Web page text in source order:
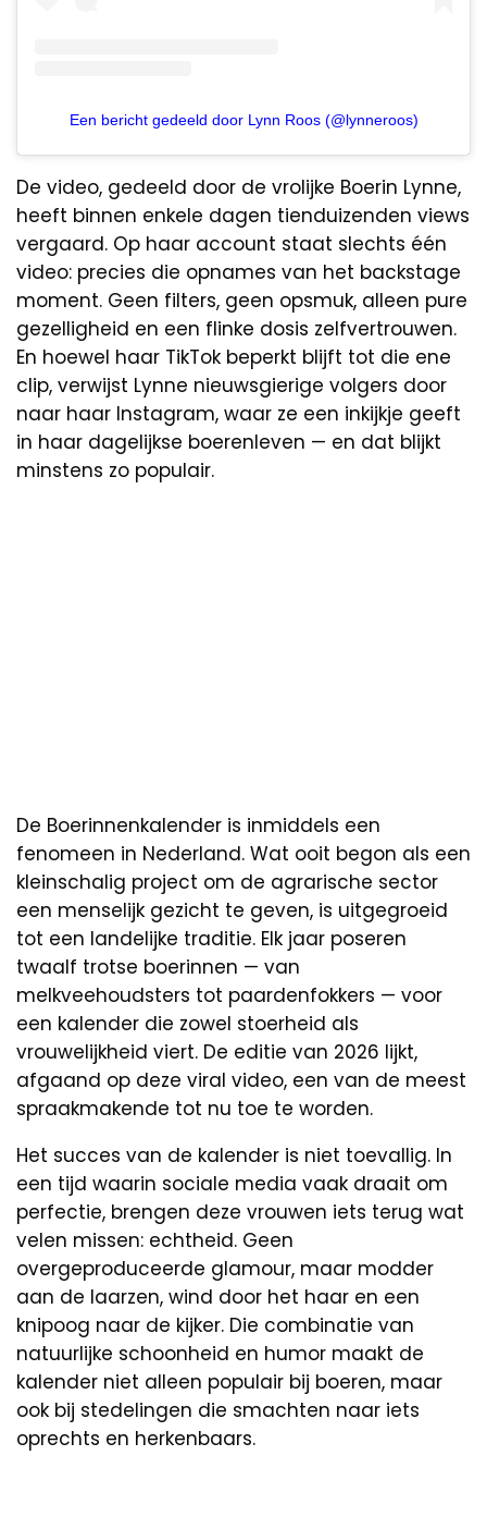
Een bericht gedeeld door Lynn Roos (@lynneroos)
De video, gedeeld door de vrolijke Boerin Lynne,
heeft binnen enkele dagen tienduizenden views
vergaard. Op haar account staat slechts één
video: precies die opnames van het backstage
moment. Geen filters, geen opsmuk, alleen pure
gezelligheid en een flinke dosis zelfvertrouwen.
En hoewel haar TikTok beperkt blijft tot die ene
clip, verwijst Lynne nieuwsgierige volgers door
naar haar Instagram, waar ze een inkijkje geeft
in haar dagelijkse boerenleven — en dat blijkt
minstens zo populair.
De Boerinnenkalender is inmiddels een
fenomeen in Nederland. Wat ooit begon als een
kleinschalig project om de agrarische sector
een menselijk gezicht te geven, is uitgegroeid
tot een landelijke traditie. Elk jaar poseren
twaalf trotse boerinnen — van
melkveehoudsters tot paardenfokkers — voor
een kalender die zowel stoerheid als
vrouwelijkheid viert. De editie van 2026 lijkt,
afgaand op deze viral video, een van de meest
spraakmakende tot nu toe te worden.
Het succes van de kalender is niet toevallig. In
een tijd waarin sociale media vaak draait om
perfectie, brengen deze vrouwen iets terug wat
velen missen: echtheid. Geen
overgeproduceerde glamour, maar modder
aan de laarzen, wind door het haar en een
knipoog naar de kijker. Die combinatie van
natuurlijke schoonheid en humor maakt de
kalender niet alleen populair bij boeren, maar
ook bij stedelingen die smachten naar iets
oprechts en herkenbaars.